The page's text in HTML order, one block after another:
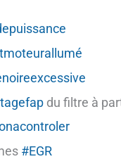
du filtre à
#EGR